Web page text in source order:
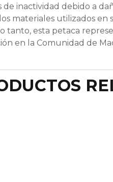
de inactividad debido a
materiales utilizados
tanto, esta petaca
en la Comunidad de